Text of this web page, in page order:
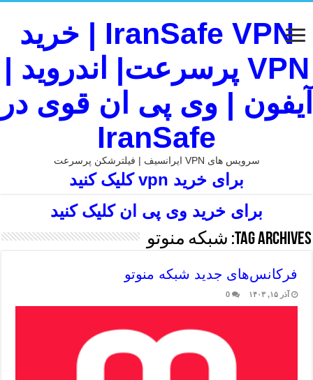
IranSafe VPN | خرید
VPN پرسرعت| اندروید |
آیفون | وی پی ان قوی در
IranSafe
سرویس های VPN ایرانسیف | فیلترشکن پرسرعت
برای خرید vpn کلیک کنید
برای خرید وی پی ان کلیک کنید
Tag Archives: شبکه منوتو
فرکانس‌های جدید شبکه منوتو
آذر ۱۵, ۱۴۰۳ 0